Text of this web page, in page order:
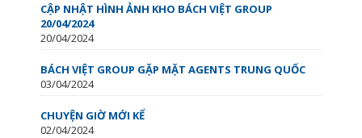
CẬP NHẬT HÌNH ẢNH KHO BÁCH VIỆT GROUP
20/04/2024
20/04/2024
BÁCH VIỆT GROUP GẶP MẶT AGENTS TRUNG QUỐC
03/04/2024
CHUYỆN GIỜ MỚI KỂ
02/04/2024